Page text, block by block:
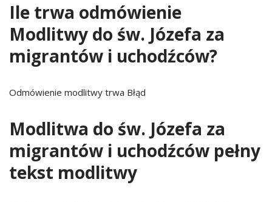
Ile trwa odmówienie
Modlitwy do św. Józefa za
migrantów i uchodźców?
Odmówienie modlitwy trwa Błąd
Modlitwa do św. Józefa za
migrantów i uchodźców pełny
tekst modlitwy